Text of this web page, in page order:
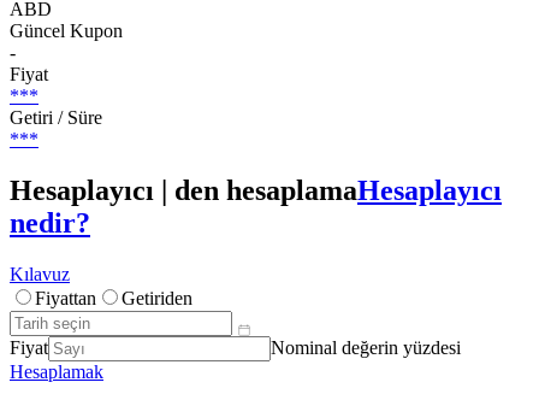
ABD
Güncel Kupon
-
Fiyat
***
Getiri / Süre
***
Hesaplayıcı | den hesaplamaHesaplayıcı
nedir?
Kılavuz
Fiyattan
Getiriden
Fiyat
Nominal değerin yüzdesi
Hesaplamak